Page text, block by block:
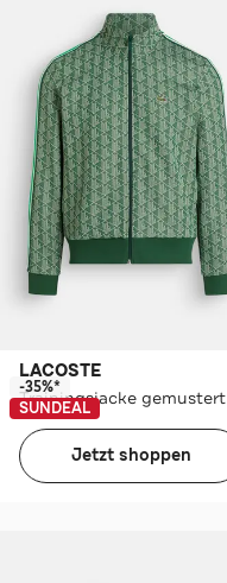
LACOSTE
Trainingsjacke gemustert
-35%*
SUNDEAL
Jetzt shoppen